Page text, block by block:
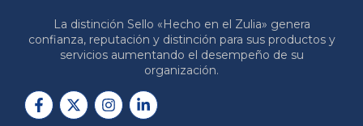
La distinción Sello «Hecho en el Zulia» genera
confianza, reputación y distinción para sus productos y
servicios aumentando el desempeño de su
organización.